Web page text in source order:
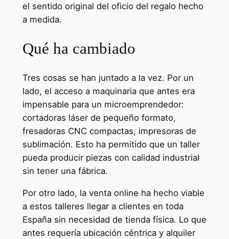
el sentido original del oficio del regalo hecho
a medida.
Qué ha cambiado
Tres cosas se han juntado a la vez. Por un
lado, el acceso a maquinaria que antes era
impensable para un microemprendedor:
cortadoras láser de pequeño formato,
fresadoras CNC compactas, impresoras de
sublimación. Esto ha permitido que un taller
pueda producir piezas con calidad industrial
sin tener una fábrica.
Por otro lado, la venta online ha hecho viable
a estos talleres llegar a clientes en toda
España sin necesidad de tienda física. Lo que
antes requería ubicación céntrica y alquiler